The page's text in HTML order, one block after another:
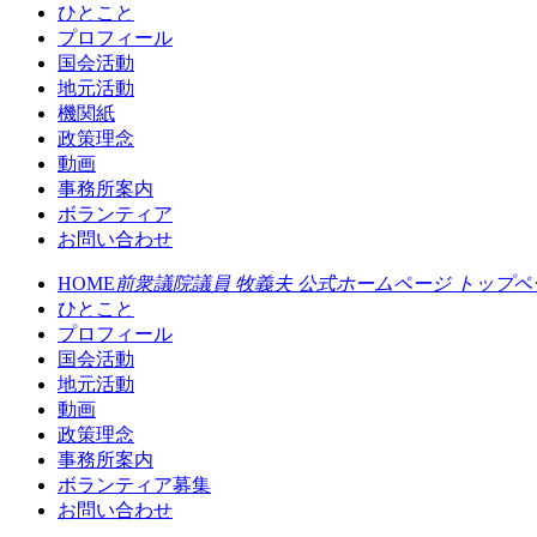
ひとこと
プロフィール
国会活動
地元活動
機関紙
政策理念
動画
事務所案内
ボランティア
お問い合わせ
HOME前衆議院議員 牧義夫 公式ホームページ トップペ
ひとこと
プロフィール
国会活動
地元活動
動画
政策理念
事務所案内
ボランティア募集
お問い合わせ